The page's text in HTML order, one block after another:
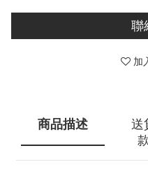
聯
加
商品描述
送